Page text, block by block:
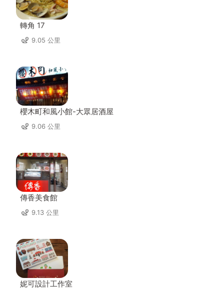
轉角 17
9.05 公里
櫻木町和風小館-大眾居酒屋
9.06 公里
傳香美食館
9.13 公里
妮可設計工作室